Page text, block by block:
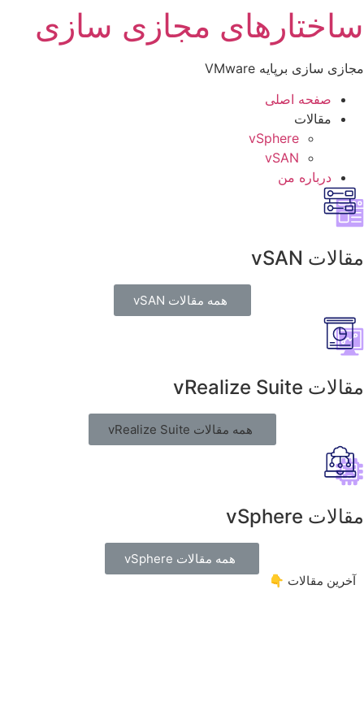
ساختارهای مجازی سازی
مجازی سازی برپایه VMware
صفحه اصلی
مقالات
vSphere
vSAN
درباره من
مقالات vSAN
همه مقالات vSAN
مقالات vRealize Suite
همه مقالات vRealize Suite
مقالات vSphere
همه مقالات vSphere
آخرین مقالات 👇